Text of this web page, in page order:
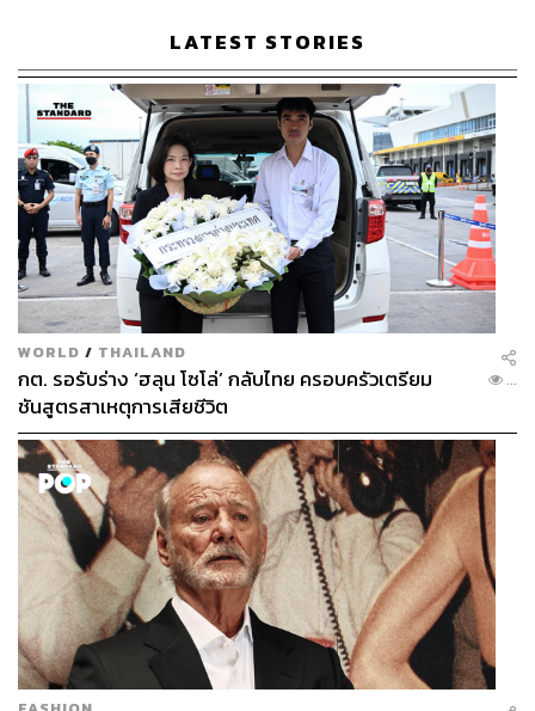
LATEST STORIES
WORLD / THAILAND
กต. รอรับร่าง ‘ฮลุน โซโล่’ กลับไทย ครอบครัวเตรียม
ชันสูตรสาเหตุการเสียชีวิต
...